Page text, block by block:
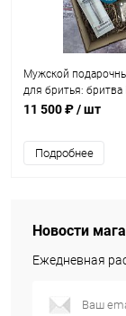
Мужской
для бритья: бритва
+ крем для бритья
Saponificio Varesino,
лезвия Boker, 10 шт.
11 500 ₽/ шт
Подробнее
Новости
Ежедневная